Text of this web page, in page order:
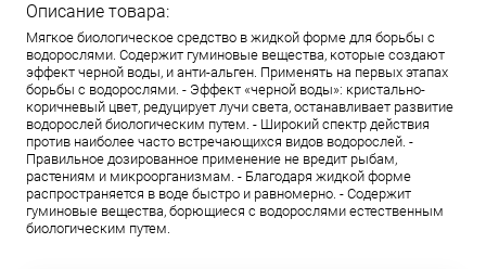
Описание товара:
Мягкое биологическое средство в жидкой форме для борьбы с
водорослями. Содержит гуминовые вещества, которые создают
эффект черной воды, и анти-альген. Применять на первых этапах
борьбы с водорослями. - Эффект «черной воды»: кристально-
коричневый цвет, редуцирует лучи света, останавливает развитие
водорослей биологическим путем. - Широкий спектр действия
против наиболее часто встречающихся видов водорослей. -
Правильное дозированное применение не вредит рыбам,
растениям и микроорганизмам. - Благодаря жидкой форме
распространяется в воде быстро и равномерно. - Cодержит
гуминовые вещества, борющиеся с водорослями естественным
биологическим путем.